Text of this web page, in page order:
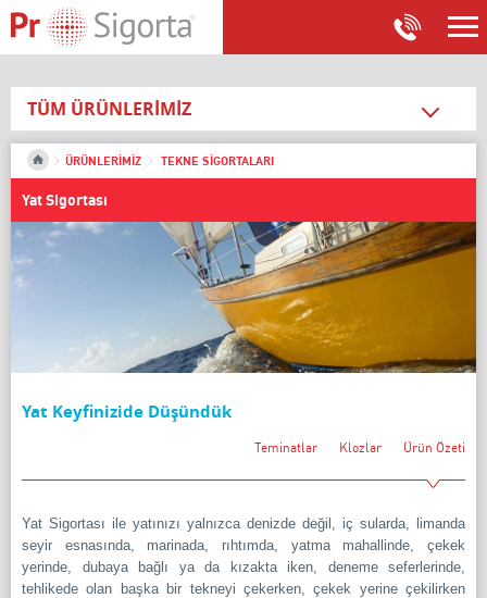
TÜM ÜRÜNLERİMİZ
SAĞLIK SİGORTALARI
İŞYERİ SİGORTALARI
KONUT SİGORTALARI
FERDİ KAZA SİGORTALARI
NAKLİYAT SİGORTALARI
Gemi Tamircileri Sor. Sigortası
Marina İşletenleri Sor. Sigortası
ÜRÜNLERİMİZ TEKNE SİGORTALARI
Yat Sigortası
Yat Keyfinizide Düşündük
Ürün Özeti
Klozlar
Teminatlar
Yat Sigortası ile yatınızı yalnızca denizde değil, iç sularda, limanda
seyir esnasında, marinada, rıhtımda, yatma mahallinde, çekek
yerinde, dubaya bağlı ya da kızakta iken, deneme seferlerinde,
tehlikede olan başka bir tekneyi çekerken, çekek yerine çekilirken